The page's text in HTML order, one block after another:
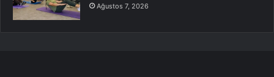
Ağustos 7, 2026